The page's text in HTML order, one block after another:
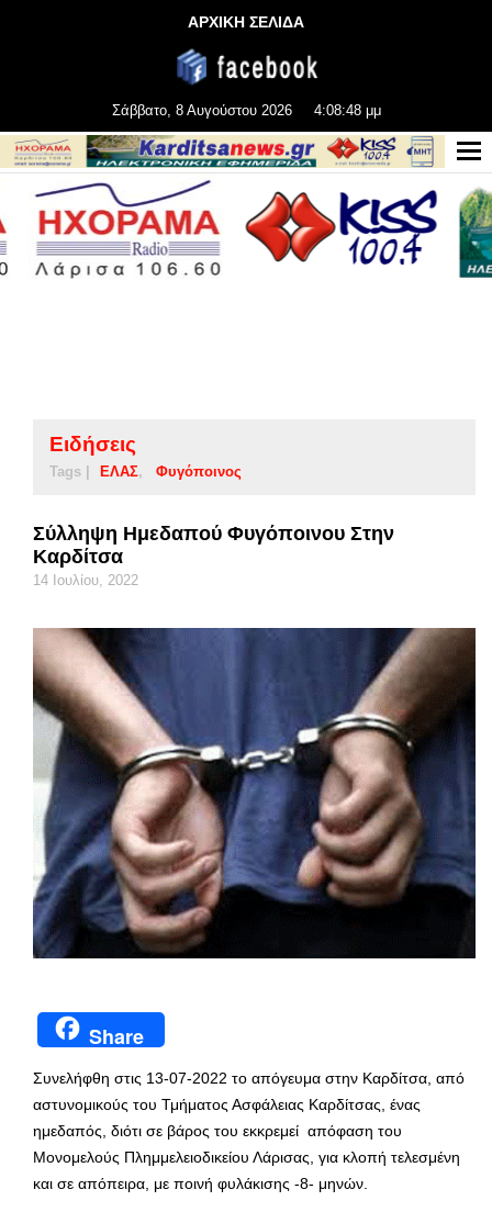
ΑΡΧΙΚΗ ΣΕΛΙΔΑ
Σάββατο, 8 Αυγούστου 2026 4:08:48 μμ
Ειδήσεις
Tags | ΕΛΑΣ Φυγόποινος
Σύλληψη Ημεδαπού Φυγόποινου Στην
Καρδίτσα
14 Ιουλίου, 2022
Share
Συνελήφθη στις 13-07-2022 το απόγευμα στην Καρδίτσα, από
αστυνομικούς του Τμήματος Ασφάλειας Καρδίτσας, ένας
ημεδαπός, διότι σε βάρος του εκκρεμεί απόφαση του
Μονομελούς Πλημμελειοδικείου Λάρισας, για κλοπή τελεσμένη
και σε απόπειρα, με ποινή φυλάκισης -8- μηνών.